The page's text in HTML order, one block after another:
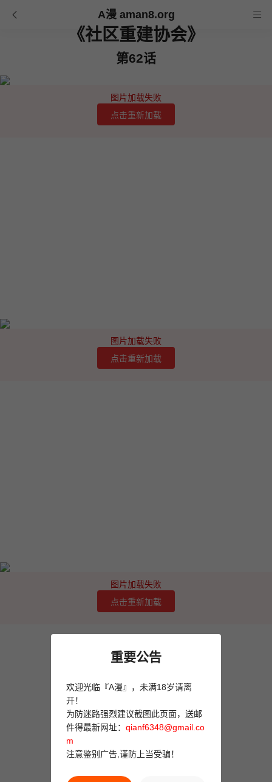
A漫 aman8.org
《社区重建协会》
第62话
图片加载失败
点击重新加载
图片加载失败
点击重新加载
图片加载失败
点击重新加载
重要公告
欢迎光临『A漫』，未满18岁请离
开！
为防迷路强烈建议截图此页面，送邮
件得最新网址： qianf6348@gmail.co
m
注意鉴别广告,谨防上当受骗！